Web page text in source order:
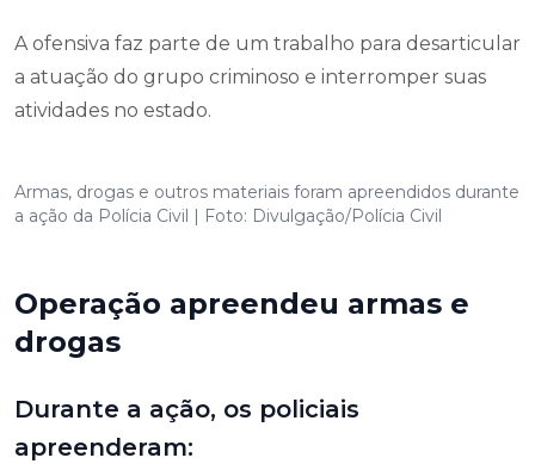
A ofensiva faz parte de um trabalho para desarticular
a atuação do grupo criminoso e interromper suas
atividades no estado.
Armas, drogas e outros materiais foram apreendidos durante
a ação da Polícia Civil | Foto: Divulgação/Polícia Civil
Operação apreendeu armas e
drogas
Durante a ação, os policiais
apreenderam: